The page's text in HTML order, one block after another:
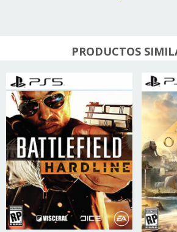
PRODUCTOS